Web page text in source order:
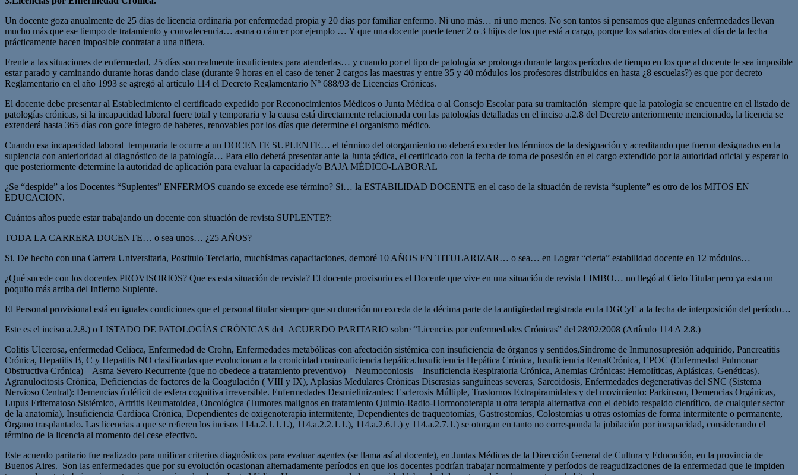
Un docente goza anualmente de 25 días de licencia ordinaria por enfermedad propia y 20 días por familiar enfermo. Ni uno más… ni uno menos. No son tantos si pensamos que algunas enfermedades llevan
mucho más que ese tiempo de tratamiento y convalecencia… asma o cáncer por ejemplo … Y que una docente puede tener 2 o 3 hijos de los que está a cargo, porque los salarios docentes al día de la fecha
prácticamente hacen imposible contratar a una niñera.
Frente a las situaciones de enfermedad, 25 días son realmente insuficientes para atenderlas… y cuando por el tipo de patología se prolonga durante largos períodos de tiempo en los que al docente le sea imposible
estar parado y caminando durante horas dando clase (durante 9 horas en el caso de tener 2 cargos las maestras y entre 35 y 40 módulos los profesores distribuidos en hasta ¿8 escuelas?) es que por decreto
Reglamentario en el año 1993 se agregó al artículo 114 el Decreto Reglamentario Nº 688/93 de Licencias Crónicas.
El docente debe presentar al Establecimiento el certificado expedido por Reconocimientos Médicos o Junta Médica o al Consejo Escolar para su tramitación siempre que la patología se encuentre en el listado de
patologías crónicas, si la incapacidad laboral fuere total y temporaria y la causa está directamente relacionada con las patologías detalladas en el inciso a.2.8 del Decreto anteriormente mencionado, la licencia se
extenderá hasta 365 días con goce íntegro de haberes, renovables por los días que determine el organismo médico.
Cuando esa incapacidad laboral temporaria le ocurre a un DOCENTE SUPLENTE… el término del otorgamiento no deberá exceder los términos de la designación y acreditando que fueron designados en la
suplencia con anterioridad al diagnóstico de la patología… Para ello deberá presentar ante la Junta ;édica, el certificado con la fecha de toma de posesión en el cargo extendido por la autoridad oficial y esperar lo
que posteriormente determine la autoridad de aplicación para evaluar la capacidady/o BAJA MÉDICO-LABORAL
¿Se “despide” a los Docentes “Suplentes” ENFERMOS cuando se excede ese término? Si… la ESTABILIDAD DOCENTE en el caso de la situación de revista “suplente” es otro de los MITOS EN
EDUCACION.
Cuántos años puede estar trabajando un docente con situación de revista SUPLENTE?:
TODA LA CARRERA DOCENTE… o sea unos… ¿25 AÑOS?
Si. De hecho con una Carrera Universitaria, Postitulo Terciario, muchísimas capacitaciones, demoré 10 AÑOS EN TITULARIZAR… o sea… en Lograr “cierta” estabilidad docente en 12 módulos…
¿Qué sucede con los docentes PROVISORIOS? Que es esta situación de revista? El docente provisorio es el Docente que vive en una situación de revista LIMBO… no llegó al Cielo Titular pero ya esta un
poquito más arriba del Infierno Suplente.
El Personal provisional está en iguales condiciones que el personal titular siempre que su duración no exceda de la décima parte de la antigüedad registrada en la DGCyE a la fecha de interposición del período…
Este es el inciso a.2.8.) o LISTADO DE PATOLOGÍAS CRÓNICAS del ACUERDO PARITARIO sobre “Licencias por enfermedades Crónicas” del 28/02/2008 (Artículo 114 A 2.8.)
Colitis Ulcerosa, enfermedad Celíaca, Enfermedad de Crohn, Enfermedades metabólicas con afectación sistémica con insuficiencia de órganos y sentidos,Síndrome de Inmunosupresión adquirido, Pancreatitis
Crónica, Hepatitis B, C y Hepatitis NO clasificadas que evolucionan a la cronicidad coninsuficiencia hepática.Insuficiencia Hepática Crónica, Insuficiencia RenalCrónica, EPOC (Enfermedad Pulmonar
Obstructiva Crónica) – Asma Severo Recurrente (que no obedece a tratamiento preventivo) – Neumoconiosis – Insuficiencia Respiratoria Crónica, Anemias Crónicas: Hemolíticas, Aplásicas, Genéticas).
Agranulocitosis Crónica, Deficiencias de factores de la Coagulación ( VIII y IX), Aplasias Medulares Crónicas Discrasias sanguíneas severas, Sarcoidosis, Enfermedades degenerativas del SNC (Sistema
Nervioso Central): Demencias ó déficit de esfera cognitiva irreversible. Enfermedades Desmielinizantes: Esclerosis Múltiple, Trastornos Extrapiramidales y del movimiento: Parkinson, Demencias Orgánicas,
Lupus Eritematoso Sistémico, Artritis Reumatoidea, Oncológica (Tumores malignos en tratamiento Quimio-Radio-Hormonoterapia u otra terapia alternativa con el debido respaldo científico, de cualquier sector
de la anatomía), Insuficiencia Cardíaca Crónica, Dependientes de oxigenoterapia intermitente, Dependientes de traqueotomías, Gastrostomías, Colostomías u otras ostomías de forma intermitente o permanente,
Órgano trasplantado. Las licencias a que se refieren los incisos 114a.2.1.1.1.), 114.a.2.2.1.1.), 114.a.2.6.1.) y 114.a.2.7.1.) se otorgan en tanto no corresponda la jubilación por incapacidad, considerando el
término de la licencia al momento del cese efectivo.
Este acuerdo paritario fue realizado para unificar criterios diagnósticos para evaluar agentes (se llama así al docente), en Juntas Médicas de la Dirección General de Cultura y Educación, en la provincia de
Buenos Aires. Son las enfermedades que por su evolución ocasionan alternadamente períodos en que los docentes podrían trabajar normalmente y períodos de reagudizaciones de la enfermedad que le impiden